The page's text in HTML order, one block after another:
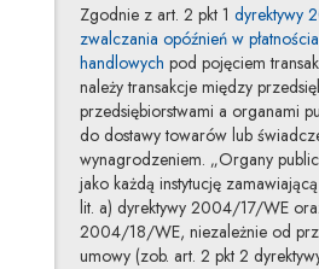
Zgodnie z art. 2 pkt 1 dyrektywy
zwalczania opóźnień w
handlowychUwaga, link zostanie
pod pojęciem
należy transakcje między
przedsiębiorstwami a organami
do dostawy towarów lub
wynagrodzeniem. „Organy
jako każdą instytucję
lit. a) dyrektywy 2004/17/WE
2004/18/WE, niezależnie od
umowy (zob. art. 2 pkt 2